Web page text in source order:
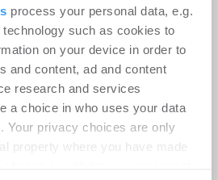
process your personal data, e.g.
such as cookies to
on your device in order to
and content, ad and content
research and services
a choice in who uses your data
Your privacy choices are only
property where you have made
verbessern sich für